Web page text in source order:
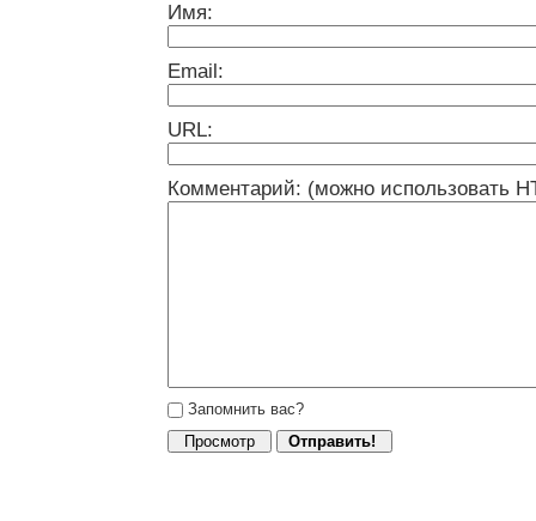
Имя:
Email:
URL:
Комментарий: (можно использовать
Запомнить вас?